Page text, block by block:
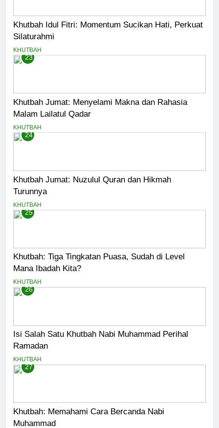
Khutbah Idul Fitri: Momentum Sucikan Hati, Perkuat
Silaturahmi
KHUTBAH
23
Khutbah Jumat: Menyelami Makna dan Rahasia
Malam Lailatul Qadar
KHUTBAH
24
Khutbah Jumat: Nuzulul Quran dan Hikmah
Turunnya
KHUTBAH
25
Khutbah: Tiga Tingkatan Puasa, Sudah di Level
Mana Ibadah Kita?
KHUTBAH
26
Isi Salah Satu Khutbah Nabi Muhammad Perihal
Ramadan
KHUTBAH
27
Khutbah: Memahami Cara Bercanda Nabi
Muhammad